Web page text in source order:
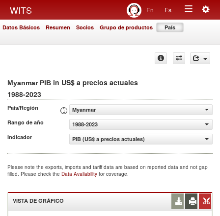
WITS En Es
Toggle
Datos Básicos Resumen Socios Grupo de productos País
Myanmar PIB in US$ a precios actuales
1988-2023
País/Región
Myanmar
Rango de año
1988-2023
Indicador
PIB (US$ a precios actuales)
Please note the exports, imports and tariff data are based on reported data and not gap
filled. Please check the Data Availability for coverage.
VISTA DE GRÁFICO